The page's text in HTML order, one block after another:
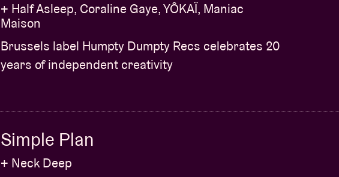
+ Half Asleep, Coraline Gaye, YÔKAÏ, Maniac
Maison
Brussels label Humpty Dumpty Recs celebrates 20
years of independent creativity
Simple Plan
+ Neck Deep